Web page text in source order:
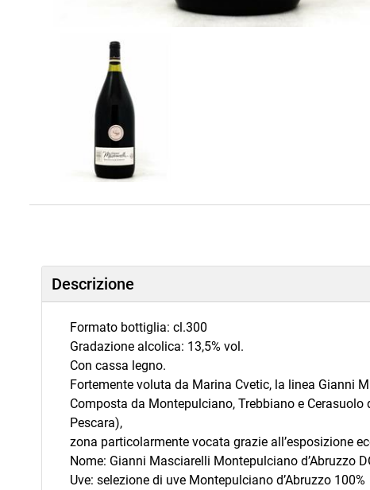
Descrizione
Formato bottiglia: cl.300
Gradazione alcolica: 13,5% vol.
Con cassa legno.
Fortemente voluta da Marina Cvetic, la linea Gianni
Composta da Montepulciano, Trebbiano e
Pescara),
zona particolarmente vocata grazie all’esposizione
Nome: Gianni Masciarelli Montepulciano d’Abruzzo
Uve: selezione di uve Montepulciano d’Abruzzo 100%